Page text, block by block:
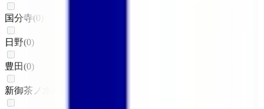
国分寺(0
日野(0)
豊田(0)
新御茶ノ水